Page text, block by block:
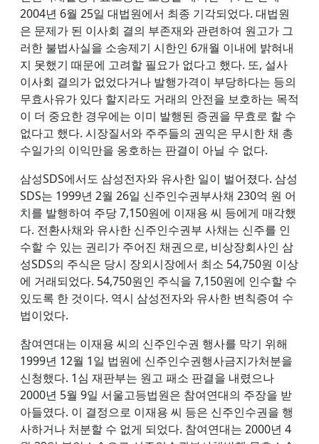
2004년 6월 25일 대법원에서 최종 기각되었다. 대법원
은 문제가 된 이사회 결의 부존재와 관련하여 원고가 그
러한 불법사실을 소송제기 시한인 6개월 이내에 밝혀내
지 못했기 때문에 고려할 필요가 없다고 했다. 또, 설사
이사회 결의가 없었다거나 발행가격이 부당하다는 등의
무효사유가 있다 할지라도 거래의 안전을 보호하는 목적
이 더 중요한 경우에는 이미 발행된 증권을 무효로 할 수
없다고 했다. 시장질서와 주주들의 권익은 무시한 채 총
수일가의 이익만을 옹호하는 판결이 아닐 수 없다.
삼성SDS에서도 삼성전자와 유사한 일이 벌어졌다. 삼성
SDS는 1999년 2월 26일 신주인수권부사채 230억 원 어
치를 발행하여 주당 7,150원에 이재용 씨 등에게 매각했
다. 전환사채와 유사한 신주인수권부 사채는 신주를 인
수할 수 있는 권리가 주어진 채권으로, 비상장회사인 삼
성SDS의 주식은 당시 장외시장에서 최소 54,750원 이상
에 거래되었다. 54,750원인 주식을 7,150원에 인수할 수
있도록 한 것이다. 역시 삼성전자와 유사한 변칙증여 수
법이었다.
참여연대는 이재용 씨의 신주인수권 행사를 막기 위해
1999년 12월 1일 법원에 신주인수권행사금지가처분을
신청했다. 1심 재판부는 원고 패소 판결을 내렸으나
2000년 5월 9일 서울고등법원은 참여연대의 주장을 받
아들였다. 이 결정으로 이재용 씨 등은 신주인수권을 행
사하거나 처분할 수 없게 되었다. 참여연대는 2000년 4